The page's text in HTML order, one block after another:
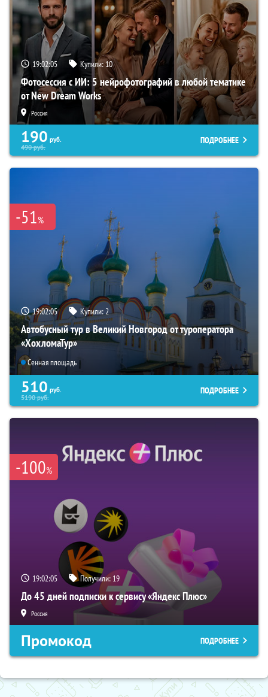
19:02:04 Купили:10
Фотосессия с ИИ: 5 нейрофотографий в любой тематике
от New Dream Works
Россия
190 руб.
490руб.
ПОДРОБНЕЕ
-51%
19:02:04 Купили:2
Автобусный тур в Великий Новгород от туроператора
«ХохломаТур»
Сенная площадь
510 руб.
5190руб.
ПОДРОБНЕЕ
-100%
19:02:04 Получили: 19
До 45 дней подписки к сервису «Яндекс Плюс»
Россия
Промокод ПОДРОБНЕЕ